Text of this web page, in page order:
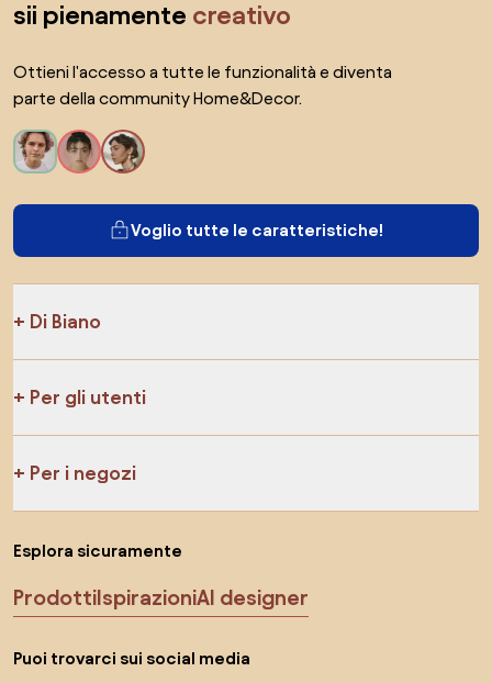
sii pienamente creativo
Ottieni l'accesso a tutte le funzionalità e diventa
parte della community Home&Decor.
Voglio tutte le caratteristiche!
Di Biano
Per gli utenti
Per i negozi
Esplora sicuramente
ProdottiIspirazioniAI designer
Puoi trovarci sui social media